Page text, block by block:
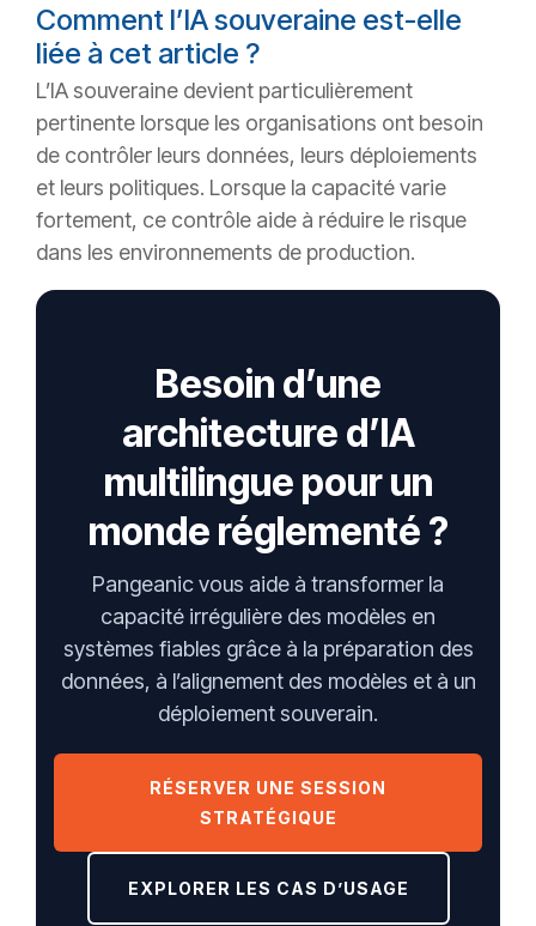
Comment l’IA souveraine est-elle
liée à cet article ?
L’IA souveraine devient particulièrement
pertinente lorsque les organisations ont besoin
de contrôler leurs données, leurs déploiements
et leurs politiques. Lorsque la capacité varie
fortement, ce contrôle aide à réduire le risque
dans les environnements de production.
Besoin d’une
architecture d’IA
multilingue pour un
monde réglementé ?
Pangeanic vous aide à transformer la
capacité irrégulière des modèles en
systèmes fiables grâce à la préparation des
données, à l’alignement des modèles et à un
déploiement souverain.
RÉSERVER UNE SESSION
STRATÉGIQUE
EXPLORER LES CAS D’USAGE